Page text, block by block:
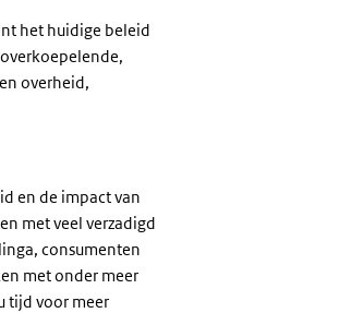
het huidige beleid
overheid,
en de impact van
met veel verzadigd
consumenten
met onder meer
tijd voor meer